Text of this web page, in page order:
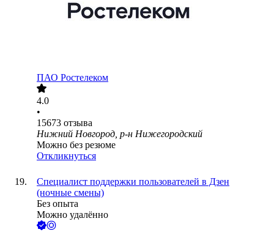
ПАО Ростелеком
4.0
•
15673 отзыва
Нижний Новгород, р-н Нижегородский
Можно без резюме
Откликнуться
Специалист поддержки пользователей в Дзен
(ночные смены)
Без опыта
Можно удалённо